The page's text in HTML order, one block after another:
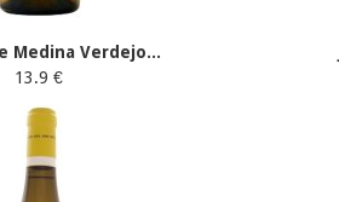
Medina Verdejo...
13.9 €